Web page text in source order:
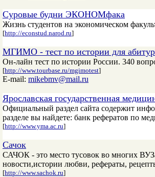
Суровые будни ЭКОНОМфака
Жизнь студентов на экономическом
[http://econstud.narod.ru]
МГИМО - тест по истории для
Он-лайн тест по истории России. 340
[http://www.tourbase.ru/mgimotest]
E-mail: mikebmv@mail.ru
Ярославская государственная
Официальный раздел сайта содержит
разделе вы найдете: банк рефератов по
[http://www.yma.ac.ru]
Сачок
САЧОК - это место тусовок во многих
новости,истории любви, рефераты,
[http://www.sachok.ru]